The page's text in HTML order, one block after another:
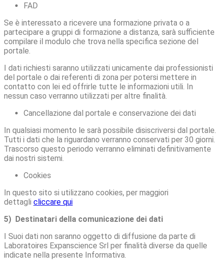
FAD
Se è interessato a ricevere una formazione privata o a
partecipare a gruppi di formazione a distanza, sarà sufficiente
compilare il modulo che trova nella specifica sezione del
portale.
I dati richiesti saranno utilizzati unicamente dai professionisti
del portale o dai referenti di zona per potersi mettere in
contatto con lei ed offrirle tutte le informazioni utili. In
nessun caso verranno utilizzati per altre finalità.
Cancellazione dal portale e conservazione dei dati
In qualsiasi momento le sarà possibile disiscriversi dal portale.
Tutti i dati che la riguardano verranno conservati per 30 giorni.
Trascorso questo periodo verranno eliminati definitivamente
dai nostri sistemi.
Cookies
In questo sito si utilizzano cookies, per maggiori
dettagli cliccare qui
5) Destinatari della comunicazione dei dati
I Suoi dati non saranno oggetto di diffusione da parte di
Laboratoires Expanscience Srl per finalità diverse da quelle
indicate nella presente Informativa.